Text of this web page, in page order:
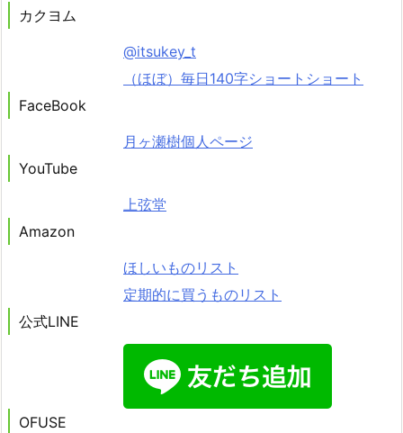
カクヨム
@itsukey_t
（ほぼ）毎日140字ショートショート
FaceBook
月ヶ瀬樹個人ページ
YouTube
上弦堂
Amazon
ほしいものリスト
定期的に買うものリスト
公式LINE
OFUSE